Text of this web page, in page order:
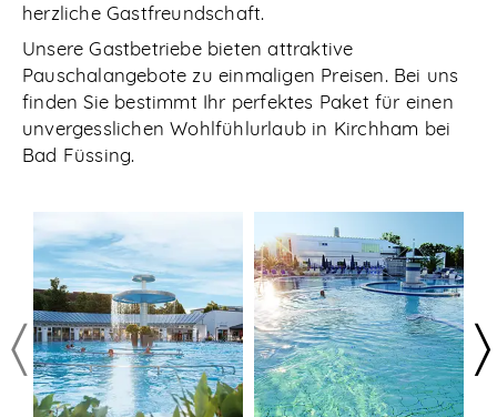
herzliche Gastfreundschaft.
Unsere Gastbetriebe bieten attraktive
Pauschalangebote zu einmaligen Preisen. Bei uns
finden Sie bestimmt Ihr perfektes Paket für einen
unvergesslichen Wohlfühlurlaub in Kirchham bei
Bad Füssing.